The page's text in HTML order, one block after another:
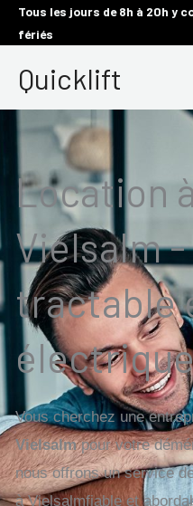
AllerTous les jours de 8h à 20h y
fériés
Quicklift
Location
Vielsalm
tractable
Vous cherchez une
Vielsalmpour votre
nous offrons un service
à Vielsalmfiable et